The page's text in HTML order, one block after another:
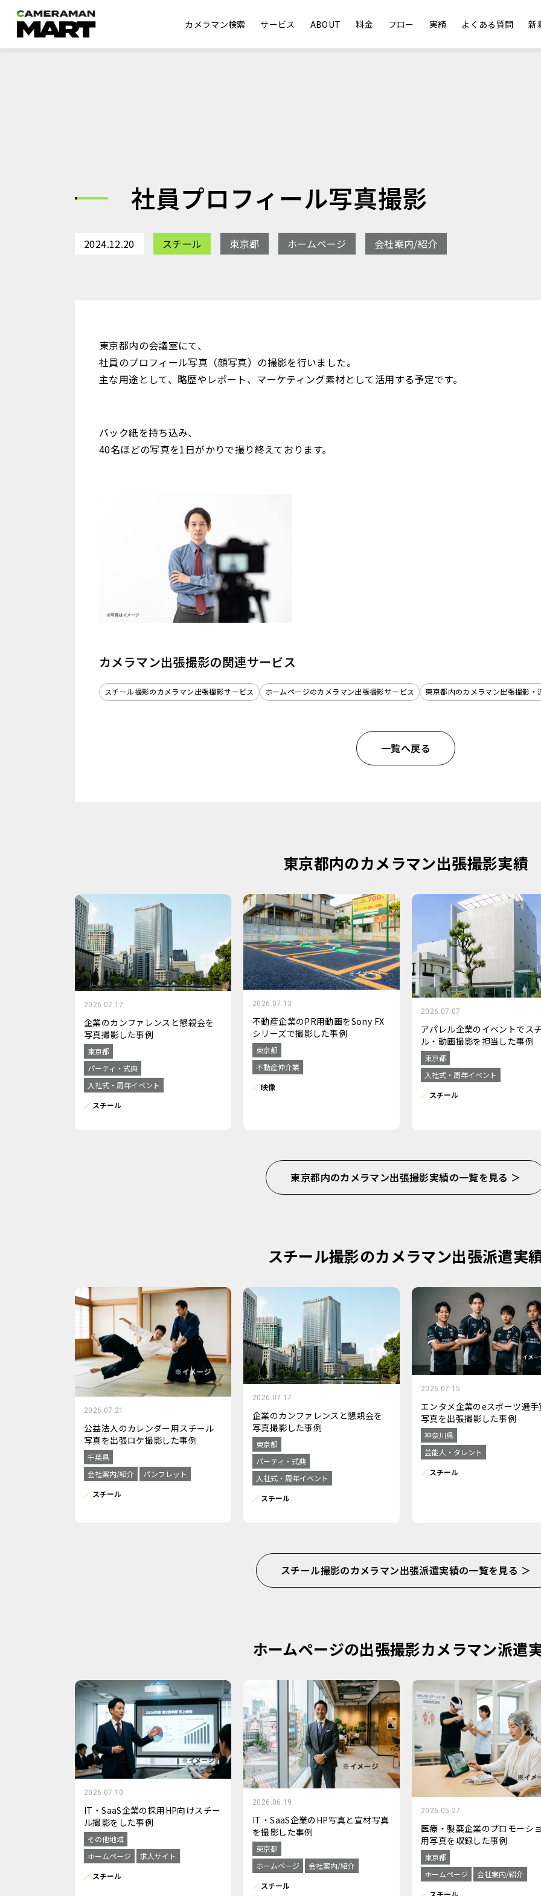
カメラマン検索 サービス ABOUT 料金 フロー 実績 よくある質問 新
社員プロフィール写真撮影
2024.12.20 スチール 東京都 ホームページ 会社案内/紹介
東京都内の会議室にて、
社員のプロフィール写真（顔写真）の撮影を行いました。
主な用途として、略歴やレポート、マーケティング素材として活用する予定です。
バック紙を持ち込み、
40名ほどの写真を1日がかりで撮り終えております。
カメラマン出張撮影の関連サービス
スチール撮影のカメラマン出張撮影サービス ホームページのカメラマン出張撮影サービス 東京都内のカメラマン出張撮影・
一覧へ戻る
東京都内のカメラマン出張撮影実績
2026.07.17
企業のカンファレンスと懇親会を
写真撮影した事例
東京都
パーティ・式典
入社式・周年イベント
スチール
2026.07.13
不動産企業のPR用動画をSony FX
シリーズで撮影した事例
東京都
不動産仲介業
映像
2026.07.07
アパレル企業のイベントでス
ル・動画撮影を担当した事例
東京都
入社式・周年イベント
スチール
東京都内のカメラマン出張撮影実績の一覧を見る ＞
スチール撮影のカメラマン出張派遣実
2026.07.21
公益法人のカレンダー用スチール
写真を出張ロケ撮影した事例
千葉県
会社案内/紹介
パンフレット
スチール
2026.07.17
企業のカンファレンスと懇親会を
写真撮影した事例
東京都
パーティ・式典
入社式・周年イベント
スチール
2026.07.15
エンタメ企業のeスポーツ選
写真を出張撮影した事例
神奈川県
芸能人・タレント
スチール
スチール撮影のカメラマン出張派遣実績の一覧を見る ＞
ホームページの出張撮影カメラマン派遣
2026.07.10
IT・SaaS企業の採用HP向けスチー
ル撮影をした事例
その他地域
ホームページ
求人サイト
スチール
2026.06.19
IT・SaaS企業のHP写真と宣材写真
を撮影した事例
東京都
ホームページ
会社案内/紹介
スチール
2026.05.27
医療・製薬企業のプロモーシ
用写真を収録した事例
東京都
ホームページ
会社案内/紹介